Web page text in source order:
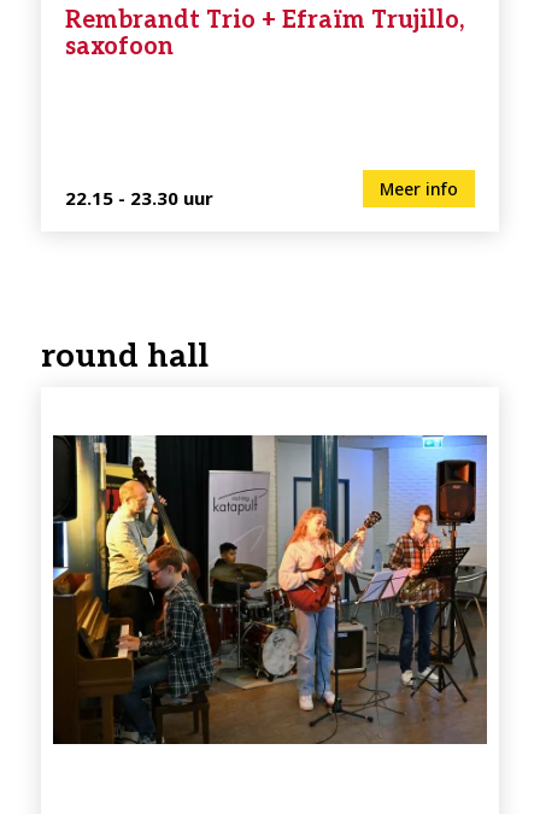
Rembrandt Trio + Efraïm Trujillo,
saxofoon
Meer info
22.15 - 23.30 uur
round hall